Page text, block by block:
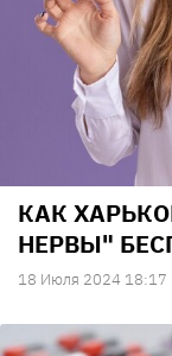
КАК
НЕРВЫ"
18 Июля 2024 18:17